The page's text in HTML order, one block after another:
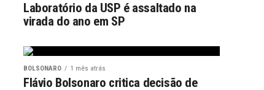
Laboratório da USP é assaltado na
virada do ano em SP
BOLSONARO 1 mês atrás
Flávio Bolsonaro critica decisão de